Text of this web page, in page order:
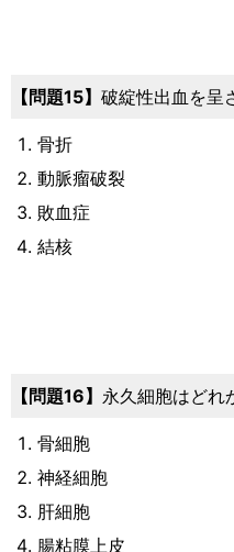
15 破綻性出血を呈
骨折
動脈瘤破裂
敗血症
結核
16 永久細胞はどれ
骨細胞
神経細胞
肝細胞
腸粘膜上皮